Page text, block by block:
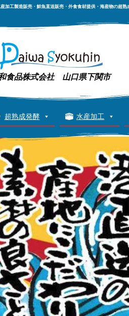
加工製造販売・鮮魚直送販売・外食食材提供・海産物の超熟
食品株式会社 山口県下関市
超熟成発酵 水産加工